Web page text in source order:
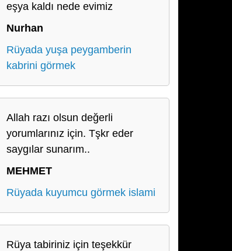
eşya kaldı nede evimiz
Nurhan
Rüyada yuşa peygamberin
kabrini görmek
Allah razı olsun değerli
yorumlarınız için. Tşkr eder
saygılar sunarım..
MEHMET
Rüyada kuyumcu görmek islami
Rüya tabiriniz için teşekkür